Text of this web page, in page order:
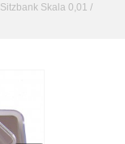
Sitzbank Skala 0,01 /